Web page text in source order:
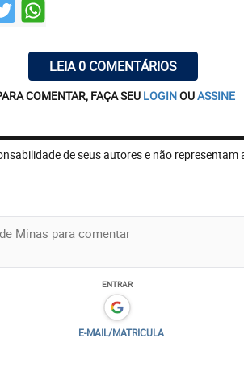
LEIA 0 COMENTÁRIOS
COMENTAR, FAÇA SEU LOGINOUASSINE
de seus autores e não representam
ENTRAR
E-MAIL/MATRICULA